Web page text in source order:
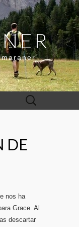
Buscar:
DE
nos ha
Grace. Al
descartar